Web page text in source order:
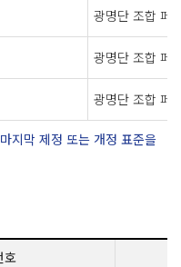
광명단 조합 페
광명단 조합 페
광명단 조합 페
지막 제정 또는 개정 표준을
호